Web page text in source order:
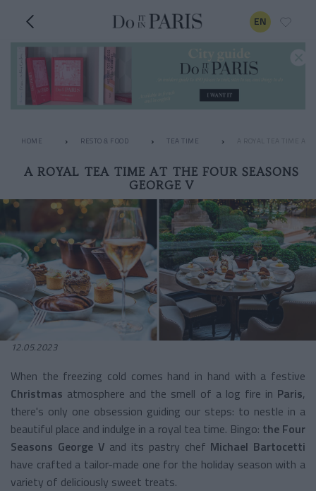
EN
HOME RESTO & FOOD TEA TIME A ROYAL TEA TIME AT
A ROYAL TEA TIME AT THE FOUR SEASONS
GEORGE V
12.05.2023
When the freezing cold comes hand in hand with a festive
Christmas atmosphere and the smell of a log fire in Paris,
there's only one obsession guiding our steps: to nestle in a
beautiful place and indulge in a royal tea time. Bingo: the Four
Seasons George V and its pastry chef Michael Bartocetti
have crafted a tailor-made one for the holiday season with a
variety of deliciously sweet treats.